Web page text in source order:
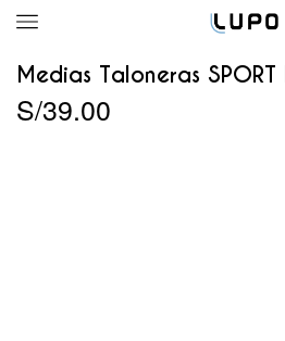
Medias Taloneras SPORT
S/39.00